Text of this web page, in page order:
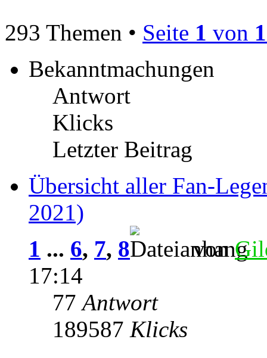
293 Themen • Seite 1 von
Bekanntmachungen
Antwort
Klicks
Letzter Beitrag
Übersicht aller Fan-
2021)
1 ... 6, 7, 8 von
17:14
77Antwort
189587 Klicks